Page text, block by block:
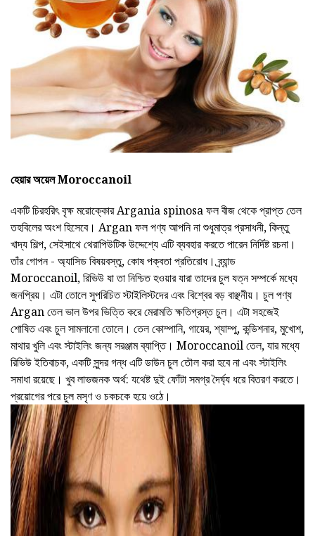
হেয়ার অয়েল Moroccanoil
একটি চিরহরিৎ বৃক্ষ মরোক্কোর Argania spinosa ফল বীজ থেকে প্রাপ্ত তেল
তহবিলের অংশ হিসেবে। Argan ফল পণ্য আপনি না শুধুমাত্র প্রসাধনী, কিন্তু
খাদ্য শিল্প, সেইসাথে থেরাপিউটিক উদ্দেশ্যে এটি ব্যবহার করতে পারেন নির্দিষ্ট রচনা।
তাঁর গোপন - অ্যাসিড বিষয়বস্তু, কোষ পক্বতা প্রতিরোধ। ব্র্যান্ড
Moroccanoil, রিভিউ যা তা নিশ্চিত হওয়ার যারা তাদের চুল যত্ন সম্পর্কে মধ্যে
জনপ্রিয়। এটা তোলে সুপরিচিত স্টাইলিস্টদের এবং বিশ্বের বড় বাঞ্ছনীয়। চুল পণ্য
Argan তেল ভাল উপর ভিত্তি করে মেরামতি ক্ষতিগ্রস্ত চুল। এটা সহজেই
শোষিত এবং চুল সামলানো তোলে। তেল কোম্পানি, গায়ের, শ্যাম্পু, কন্ডিশনার, মুখোশ,
মাথার খুলি এবং স্টাইলিং জন্য সরঞ্জাম ব্যাপ্তি। Moroccanoil তেল, যার মধ্যে
রিভিউ ইতিবাচক, একটি সুন্দর গন্ধ এটি ডাউন চুল তৌল করা হবে না এবং স্টাইলিং
সমাধা রয়েছে। খুব লাভজনক অর্থ: যথেষ্ট দুই ফোঁটা সমগ্র দৈর্ঘ্য ধরে বিতরণ করতে।
প্রয়োগের পরে চুল মসৃণ ও চকচকে হয়ে ওঠে।